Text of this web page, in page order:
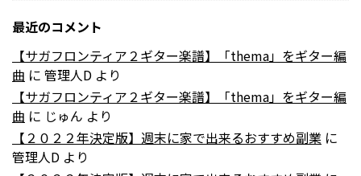
最近のコメント
【サガフロンティア２ギター楽譜】「thema」をギター編
曲 に 管理人D より
【サガフロンティア２ギター楽譜】「thema」をギター編
曲 に じゅん より
【２０２２年決定版】週末に家で出来るおすすめ副業 に
管理人D より